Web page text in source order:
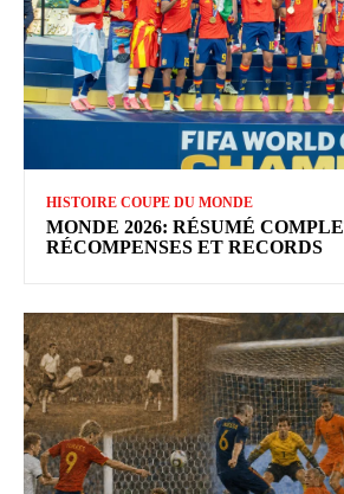
HISTOIRE COUPE DU MONDE
MONDE 2026: RÉSUMÉ
RÉCOMPENSES ET RECORDS